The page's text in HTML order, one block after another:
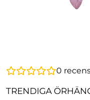
0
TRENDIGA